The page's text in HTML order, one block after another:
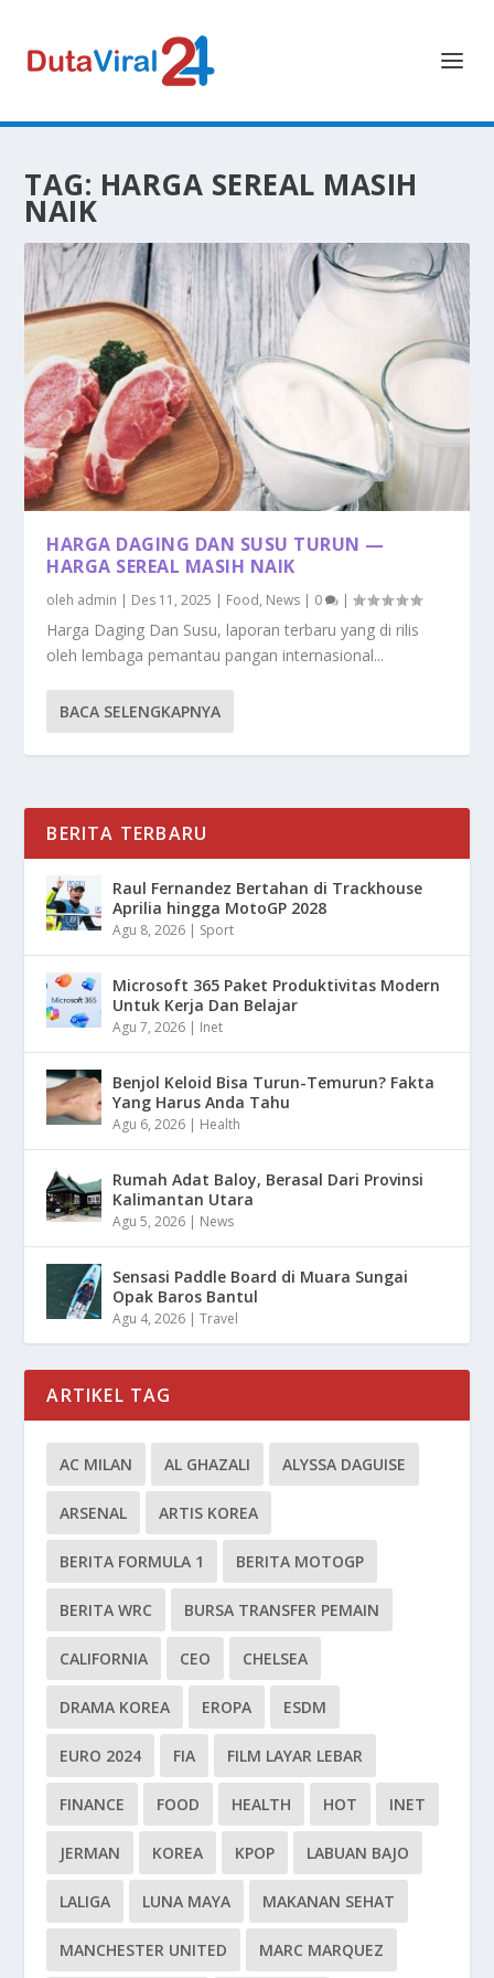
TAG: HARGA SEREAL MASIH
NAIK
HARGA DAGING DAN SUSU TURUN —
HARGA SEREAL MASIH NAIK
oleh admin | Des 11, 2025 | Food, News | 0 |
Harga Daging Dan Susu, laporan terbaru yang di rilis
oleh lembaga pemantau pangan internasional...
BACA SELENGKAPNYA
BERITA TERBARU
Raul Fernandez Bertahan di Trackhouse
Aprilia hingga MotoGP 2028
Agu 8, 2026 | Sport
Microsoft 365 Paket Produktivitas Modern
Untuk Kerja Dan Belajar
Agu 7, 2026 | Inet
Benjol Keloid Bisa Turun-Temurun? Fakta
Yang Harus Anda Tahu
Agu 6, 2026 | Health
Rumah Adat Baloy, Berasal Dari Provinsi
Kalimantan Utara
Agu 5, 2026 | News
Sensasi Paddle Board di Muara Sungai
Opak Baros Bantul
Agu 4, 2026 |Travel
ARTIKEL TAG
AC MILAN AL GHAZALI ALYSSA DAGUISE
ARSENAL ARTIS KOREA
BERITA FORMULA 1 BERITA MOTOGP
BERITA WRC BURSA TRANSFER PEMAIN
CALIFORNIA CEO CHELSEA
DRAMA KOREA EROPA ESDM
EURO 2024 FIA FILM LAYAR LEBAR
FINANCE FOOD HEALTH HOT INET
JERMAN KOREA KPOP LABUAN BAJO
LALIGA LUNA MAYA MAKANAN SEHAT
MANCHESTER UNITED MARC MARQUEZ